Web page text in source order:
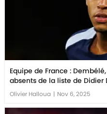
Equipe de France :
absents de la liste de
Olivier Halloua | Nov 6, 2025